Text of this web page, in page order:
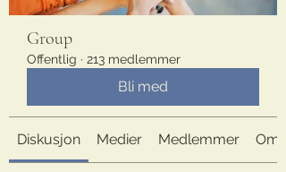
Group
Offentlig · 213 medlemmer
Bli med
Diskusjon Medier Medlemmer Om